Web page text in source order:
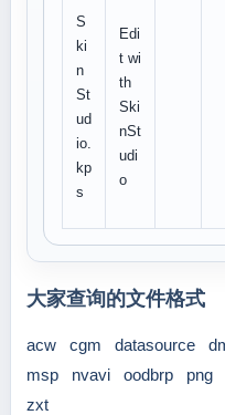
S
ki
n
St
ud
io.
kp
s
Edi
t wi
th
Ski
nSt
udi
o
大家查询的文件格式
acw cgm datasource
msp
nvavi oodbrp png
zxt